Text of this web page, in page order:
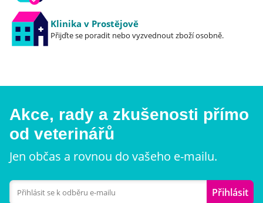
Klinika v Prostějově
Přijďte se poradit nebo vyzvednout zboží osobně.
Akce, rady a zkušenosti přímo
od veterinářů
Jen občas a rovnou do vašeho e-mailu.
Přihlásit